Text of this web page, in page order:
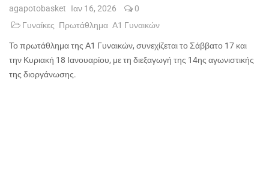
agapotobasket Ιαν 16, 2026
0
Γυναίκες Πρωτάθλημα Α1 Γυναικών
Το πρωτάθλημα της Α1 Γυναικών, συνεχίζεται το Σάββατο 17 και
την Κυριακή 18 Ιανουαρίου, με τη διεξαγωγή της 14ης αγωνιστικής
της διοργάνωσης.